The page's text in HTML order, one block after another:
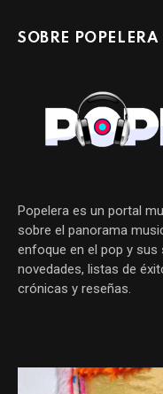
SOBRE POPELERA
Popelera es un portal
sobre el panorama
enfoque en el pop y
novedades, listas de
crónicas y reseñas.